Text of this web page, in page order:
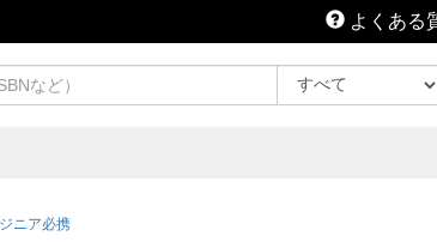
よくある
ニア必携